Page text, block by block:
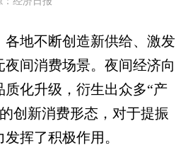
地不断创造新供给、激发
间消费场景。夜间经济向
化升级，衍生出众多“产
创新消费形态，对于提振
挥了积极作用。